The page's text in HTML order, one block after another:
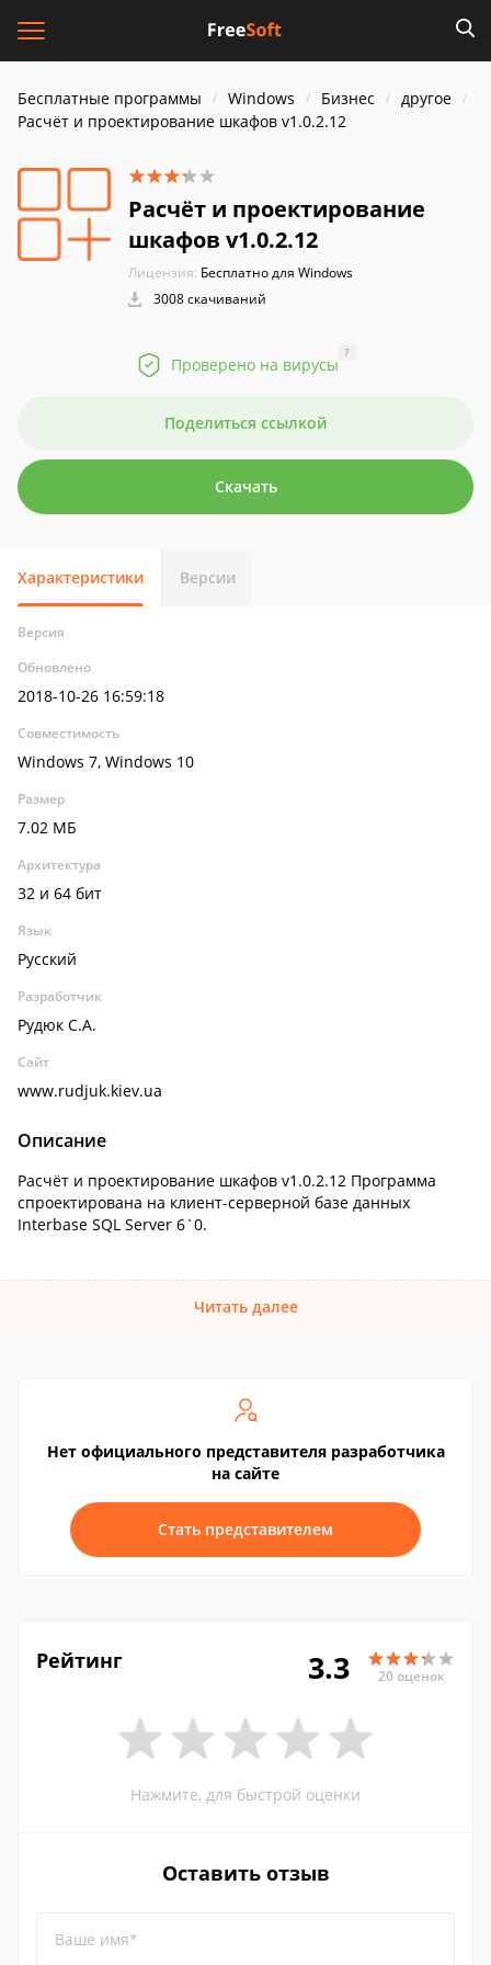
Бесплатные программы Windows Бизнес
другое
Расчёт и проектирование шкафов v1.0.2.12
Расчёт и проектирование
шкафов v1.0.2.12
Лицензия: Бесплатно для Windows
3008 скачиваний
Проверено на вирусы
?
Поделиться ссылкой
Скачать
Характеристики Версии
Версия
Обновлено
2018-10-26 16:59:18
Совместимость
Windows 7, Windows 10
Размер
7.02 МБ
Архитектура
32 и 64 бит
Язык
Русский
Разработчик
Рудюк С.А.
Сайт
www.rudjuk.kiev.ua
Описание
Расчёт и проектирование шкафов v1.0.2.12 Программа
спроектирована на клиент-серверной базе данных
Interbase SQL Server 6`0.
Читать далее
Нет официального представителя разработчика
на сайте
Стать представителем
Рейтинг 3.3 20 оценок
Нажмите, для быстрой оценки
Оставить отзыв
Ваше имя*